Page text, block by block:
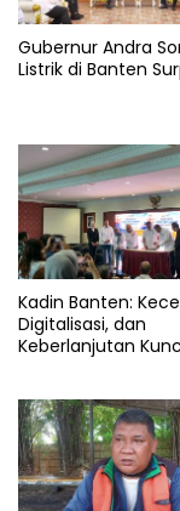
Gubernur Andra
Listrik di Banten
Kadin Banten:
Digitalisasi, dan
Keberlanjutan